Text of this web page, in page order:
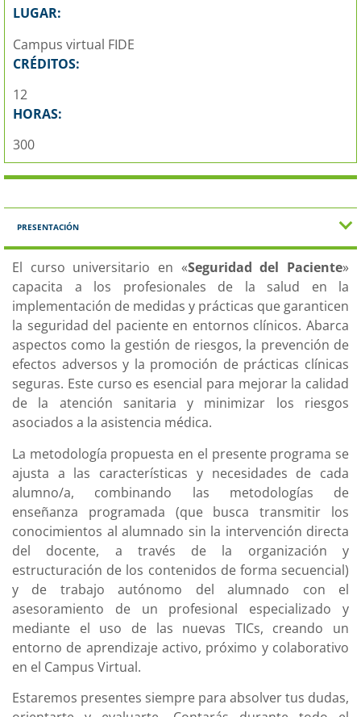
LUGAR:
Campus virtual FIDE
CRÉDITOS:
12
HORAS:
300
PRESENTACIÓN
El curso universitario en «Seguridad del Paciente»
capacita a los profesionales de la salud en la
implementación de medidas y prácticas que garanticen
la seguridad del paciente en entornos clínicos. Abarca
aspectos como la gestión de riesgos, la prevención de
efectos adversos y la promoción de prácticas clínicas
seguras. Este curso es esencial para mejorar la calidad
de la atención sanitaria y minimizar los riesgos
asociados a la asistencia médica.
La metodología propuesta en el presente programa se
ajusta a las características y necesidades de cada
alumno/a, combinando las metodologías de
enseñanza programada (que busca transmitir los
conocimientos al alumnado sin la intervención directa
del docente, a través de la organización y
estructuración de los contenidos de forma secuencial)
y de trabajo autónomo del alumnado con el
asesoramiento de un profesional especializado y
mediante el uso de las nuevas TICs, creando un
entorno de aprendizaje activo, próximo y colaborativo
en el Campus Virtual.
Estaremos presentes siempre para absolver tus dudas,